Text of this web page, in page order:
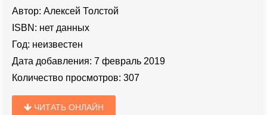
Автор: Алексей Толстой
ISBN: нет данных
Год: неизвестен
Дата добавления: 7 февраль 2019
Количество просмотров: 307
ЧИТАТЬ ОНЛАЙН